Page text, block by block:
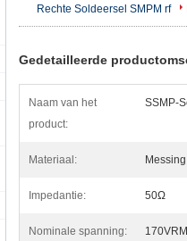
Rechte Soldeersel SMPM rf
Gedetailleerde
Naam van het
product:
SSMP-
Materiaal: Messing
Impedantie: 50Ω
Nominale spanning: